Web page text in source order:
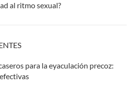
al ritmo sexual?
para la eyaculación precoz: